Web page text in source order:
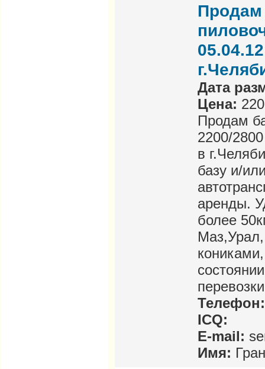
Продам
Дата
Цена:
Продам
2200/
в
базу и/
аренды.
более
Маз,Урал,
ICQ:
E-mail:
Имя: